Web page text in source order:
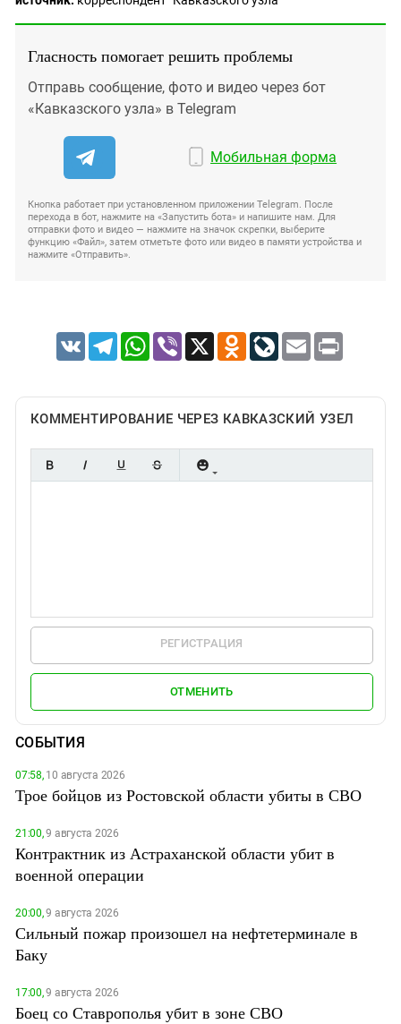
Гласность помогает решить проблемы
Отправь сообщение, фото и видео через бот
«Кавказского узла» в Telegram
Мобильная форма
Кнопка работает при установленном приложении Telegram. После
перехода в бот, нажмите на «Запустить бота» и напишите нам. Для
отправки фото и видео — нажмите на значок скрепки, выберите
функцию «Файл», затем отметьте фото или видео в памяти устройства и
нажмите «Отправить».
VK TelegramWhatsApp
Viber X Odnoklassniki
LiveJournal
Email Print
КОММЕНТИРОВАНИЕ ЧЕРЕЗ КАВКАЗСКИЙ УЗЕЛ
РЕГИСТРАЦИЯ
ОТМЕНИТЬ
СОБЫТИЯ
07:58,10 августа 2026
Трое бойцов из Ростовской области убиты в СВО
21:00,9 августа 2026
Контрактник из Астраханской области убит в
военной операции
20:00,9 августа 2026
Сильный пожар произошел на нефтетерминале в
Баку
17:00,9 августа 2026
Боец со Ставрополья убит в зоне СВО